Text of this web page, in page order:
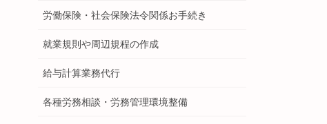
労働保険・社会保険法令関係お手続き
就業規則や周辺規程の作成
給与計算業務代行
各種労務相談・労務管理環境整備